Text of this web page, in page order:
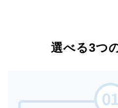
選べる3つ